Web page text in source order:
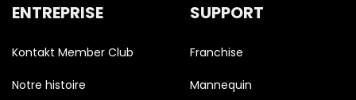
ENTREPRISE
Kontakt Member Club
Notre histoire
SUPPORT
Franchise
Mannequin